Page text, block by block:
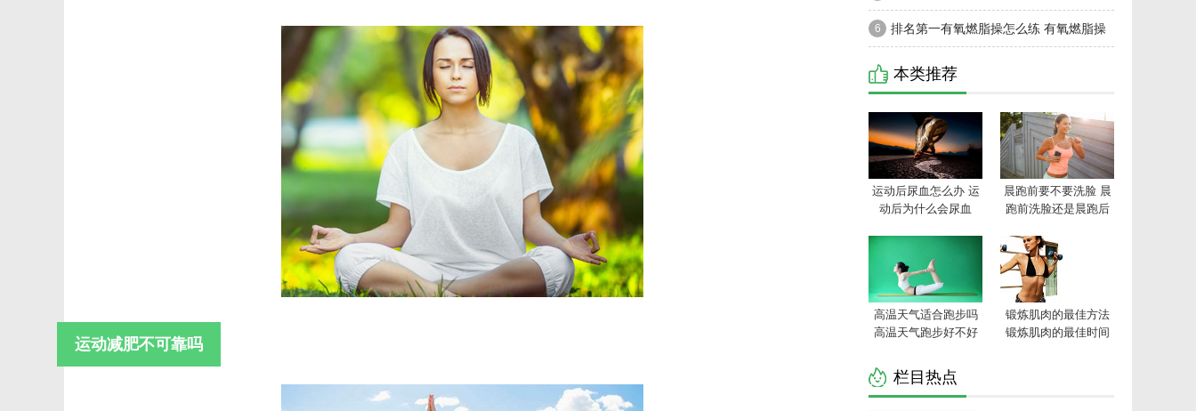
运动减肥不可靠吗
澡
6 排名第一有氧燃脂操怎么练 有氧燃脂操
瘦身方式和技巧
本类推荐
运动后尿血怎么办 运
动后为什么会尿血
晨跑前要不要洗脸 晨
跑前洗脸还是晨跑后
高温天气适合跑步吗
高温天气跑步好不好
锻炼肌肉的最佳方法
锻炼肌肉的最佳时间
栏目热点